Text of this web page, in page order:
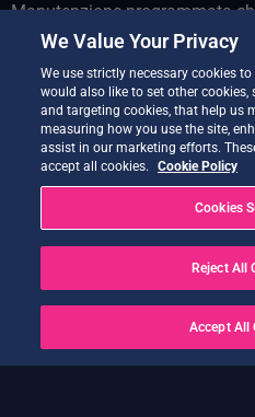
Manutenzione programmata
Polytope sul databridge LUMI
Tecnici
Manutenzione programmata
Tecnici
Vi presentiamo il Co-Design
21/07/2026
Nuova versione di Quantum
20/07/2026 Tecnici
Earth Data Hub di Earth Data
20/07/2026
RISOLTO – Interruzioni del
We Value Your Privacy
We use strictly necessary cookies
would also like to set other cookies,
and targeting cookies, that help us
measuring how you use the site,
assist in our marketing efforts.
accept all cookies.
Cookie Policy
Cookies
Reject All
Accept All